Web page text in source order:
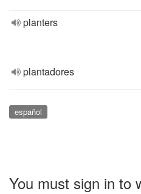
planters
plantadores
español
You must sign in to